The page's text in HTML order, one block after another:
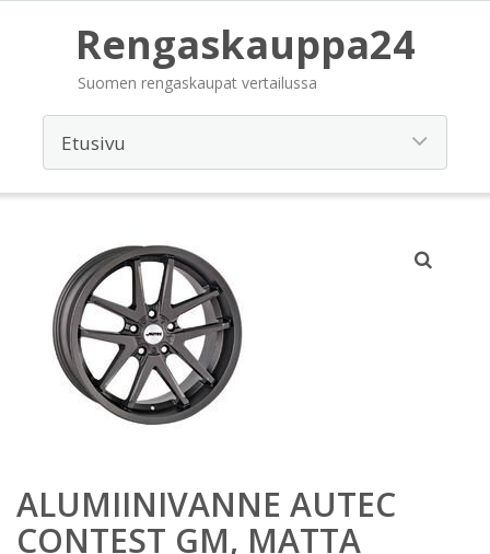
Rengaskauppa24
Suomen rengaskaupat vertailussa
ALUMIINIVANNE AUTEC
CONTEST GM, MATTA